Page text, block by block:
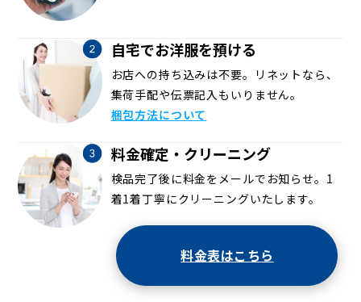
自宅でお洋服を預ける
お店への持ち込みは不要。リネットなら、
集荷手配や伝票記入もいりません。
梱包方法について
料金確定・クリーニング
検品完了後に料金をメールでお知らせ。1
着1着丁寧にクリーニングいたします。
料金表はこちら